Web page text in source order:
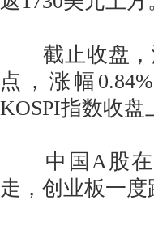
截止收盘，澳
点，涨幅
KOSPI指数收盘
中国A股在
走，创业板一